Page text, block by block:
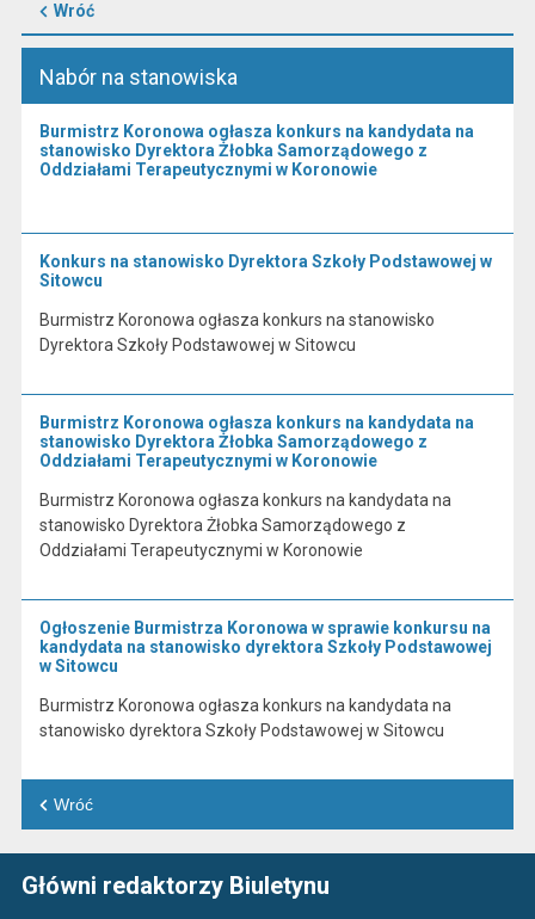
Wróć
Nabór na stanowiska
Burmistrz Koronowa ogłasza konkurs na kandydata na
stanowisko Dyrektora Żłobka Samorządowego z
Oddziałami Terapeutycznymi w Koronowie
Konkurs na stanowisko Dyrektora Szkoły Podstawowej w
Sitowcu
Burmistrz Koronowa ogłasza konkurs na stanowisko
Dyrektora Szkoły Podstawowej w Sitowcu
Burmistrz Koronowa ogłasza konkurs na kandydata na
stanowisko Dyrektora Żłobka Samorządowego z
Oddziałami Terapeutycznymi w Koronowie
Burmistrz Koronowa ogłasza konkurs na kandydata na
stanowisko Dyrektora Żłobka Samorządowego z
Oddziałami Terapeutycznymi w Koronowie
Ogłoszenie Burmistrza Koronowa w sprawie konkursu na
kandydata na stanowisko dyrektora Szkoły Podstawowej
w Sitowcu
Burmistrz Koronowa ogłasza konkurs na kandydata na
stanowisko dyrektora Szkoły Podstawowej w Sitowcu
Wróć
Główni redaktorzy Biuletynu